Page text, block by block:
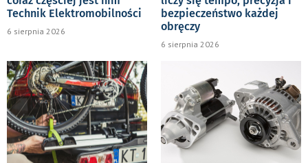
Technik Elektromobilności
6 sierpnia 2026
bezpieczeństwo każdej
obręczy
6 sierpnia 2026